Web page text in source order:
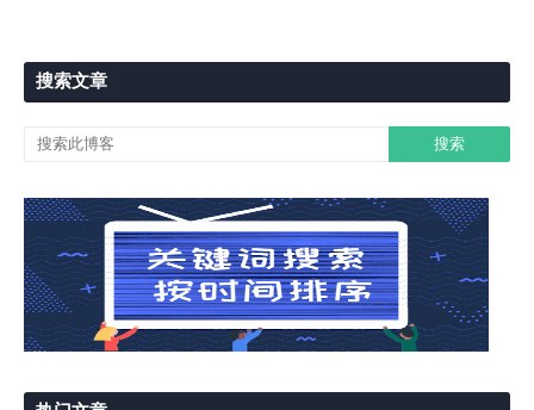
搜索文章